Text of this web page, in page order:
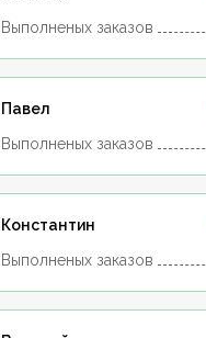
Выполненых заказов
Павел
Выполненых заказов
Константин
Выполненых заказов